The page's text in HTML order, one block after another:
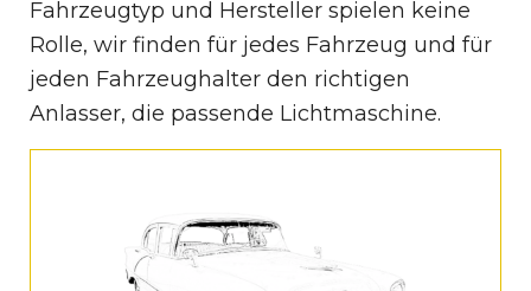
Fahrzeugtyp und Hersteller spielen keine
Rolle, wir finden für jedes Fahrzeug und für
jeden Fahrzeughalter den richtigen
Anlasser, die passende Lichtmaschine.